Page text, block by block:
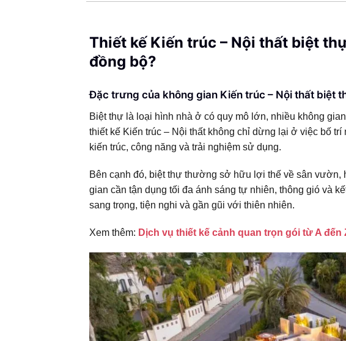
Thiết kế Kiến trúc – Nội thất biệt
đồng bộ?
Đặc trưng của không gian Kiến trúc – Nội thất biệt
Biệt thự là loại hình nhà ở có quy mô lớn, nhiều không
thiết kế Kiến trúc – Nội thất không chỉ dừng lại ở việc bố
kiến trúc, công năng và trải nghiệm sử dụng.
Bên cạnh đó, biệt thự thường sở hữu lợi thế về sân vườn,
gian cần tận dụng tối đa ánh sáng tự nhiên, thông gió và
sang trọng, tiện nghi và gần gũi với thiên nhiên.
Xem thêm: Dịch vụ thiết kế cảnh quan trọn gói từ A đến